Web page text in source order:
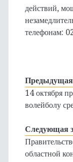
действий,
телефонам:
Предыдущая
14 октября
волейболу
Следующая
областной